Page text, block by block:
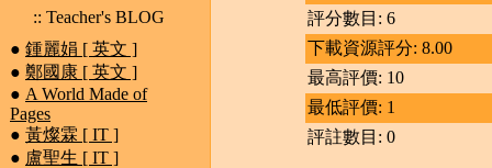
:: Teacher's BLOG
● 鍾麗娟 [ 英文 ]
● 鄭國康 [ 英文 ]
● A World Made of
Pages
● 黃燦霖 [ IT ]
● 盧聖生 [ IT ]
評分數目: 6
下載資源評分: 8.00
最高評價: 10
最低評價: 1
評註數目: 0